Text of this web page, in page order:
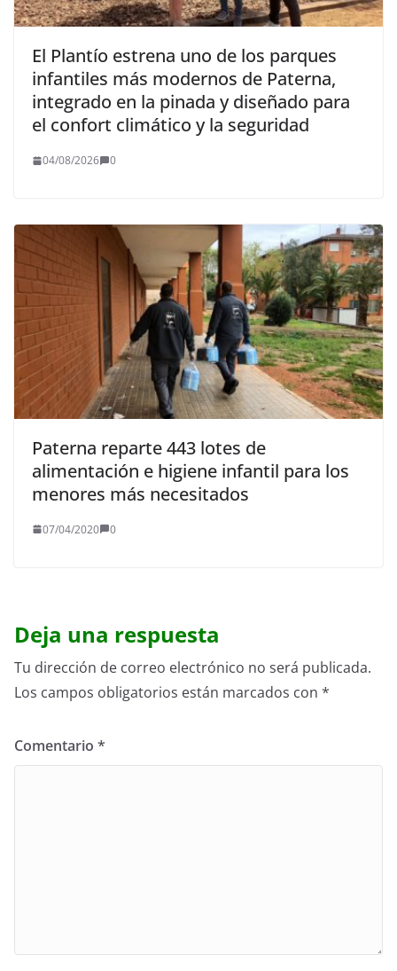
El Plantío estrena uno de los parques
infantiles más modernos de Paterna,
integrado en la pinada y diseñado para
el confort climático y la seguridad
04/08/2026 0
Paterna reparte 443 lotes de
alimentación e higiene infantil para los
menores más necesitados
07/04/2020 0
Deja una respuesta
Tu dirección de correo electrónico no será publicada.
Los campos obligatorios están marcados con *
Comentario *